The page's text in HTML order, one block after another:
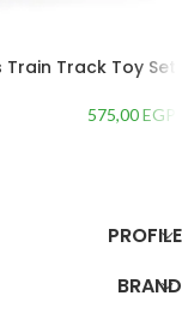
Train Track Toy Set
575,00EGP
PROFILE
BRAND